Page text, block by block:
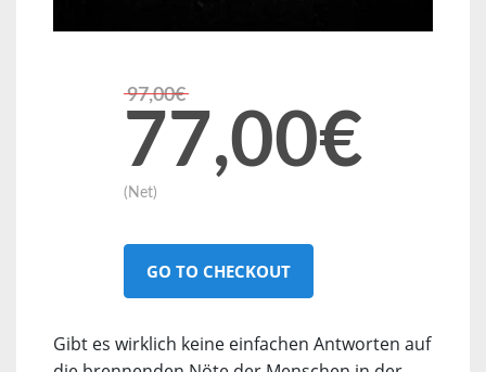
97,00€
77,00€
(Net)
GO TO CHECKOUT
Gibt es wirklich keine einfachen Antworten auf